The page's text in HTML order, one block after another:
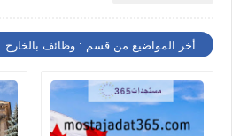
أخر المواضيع من قسم : وظائف بالخارج